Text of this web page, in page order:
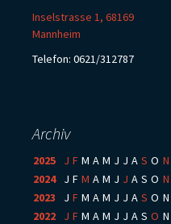
Inselstrasse 1, 68169
Mannheim
Telefon: 0621/312787
Archiv
2025 J F M A M J J A S O N
2024: J F M A M J J A S O N
2023
J F M A M J J A S O N
2022
J F M A M J J A S O N